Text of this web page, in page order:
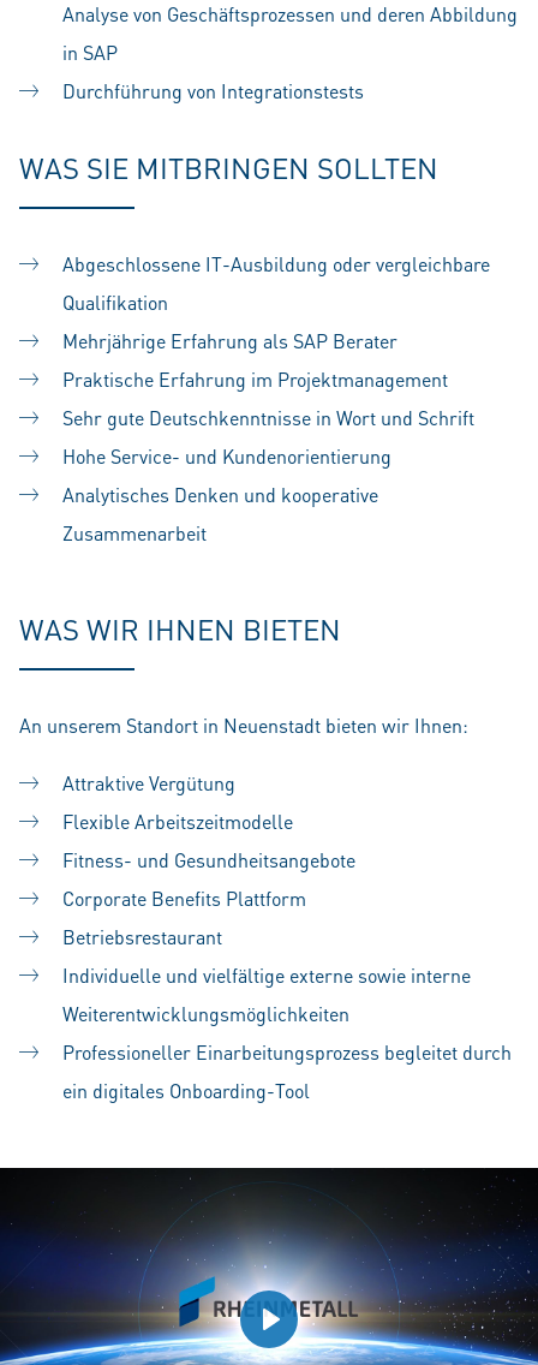
Analyse von Geschäftsprozessen und deren Abbildung
in SAP
Durchführung von Integrationstests
WAS SIE MITBRINGEN SOLLTEN
Abgeschlossene IT-Ausbildung oder vergleichbare
Qualifikation
Mehrjährige Erfahrung als SAP Berater
Praktische Erfahrung im Projektmanagement
Sehr gute Deutschkenntnisse in Wort und Schrift
Hohe Service- und Kundenorientierung
Analytisches Denken und kooperative
Zusammenarbeit
WAS WIR IHNEN BIETEN
An unserem Standort in Neuenstadt bieten wir Ihnen:
Attraktive Vergütung
Flexible Arbeitszeitmodelle
Fitness- und Gesundheitsangebote
Corporate Benefits Plattform
Betriebsrestaurant
Individuelle und vielfältige externe sowie interne
Weiterentwicklungsmöglichkeiten
Professioneller Einarbeitungsprozess begleitet durch
ein digitales Onboarding-Tool
Play